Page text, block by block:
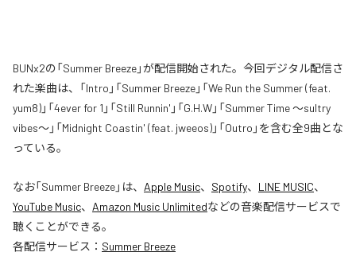
BUNx2の「Summer Breeze」が配信開始された。今回デジタル配信さ
れた楽曲は、「Intro」「Summer Breeze」「We Run the Summer (feat.
yum8)」「4ever for 1」「Still Runnin'」「G.H.W」「Summer Time 〜sultry
vibes〜」「Midnight Coastin' (feat. jweeos)」「Outro」を含む全9曲とな
っている。
なお「Summer Breeze」は、 Apple Music、 Spotify、 LINE MUSIC、
YouTube Music、 Amazon Music Unlimitedなどの音楽配信サービスで
聴くことができる。
各配信サービス： Summer Breeze